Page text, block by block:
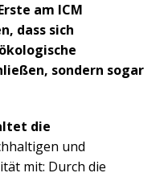
am ICM
dass sich
sondern sogar
die
und
mit: Durch die